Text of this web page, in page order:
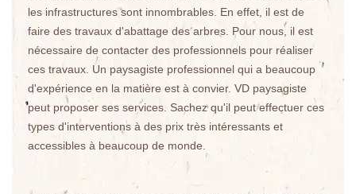
les infrastructures sont innombrables. En effet, il est de
faire des travaux d'abattage des arbres. Pour nous, il est
nécessaire de contacter des professionnels pour réaliser
ces travaux. Un paysagiste professionnel qui a beaucoup
d'expérience en la matière est à convier. VD paysagiste
peut proposer ses services. Sachez qu'il peut effectuer ces
types d'interventions à des prix très intéressants et
accessibles à beaucoup de monde.